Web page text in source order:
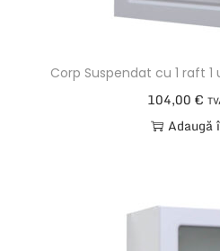
Corp Suspendat cu 1 raft 1
104,00€
Adaugă